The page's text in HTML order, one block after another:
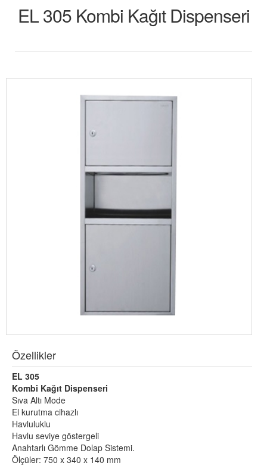
EL 305 Kombi Kağıt Dispenseri
Özellikler
EL 305
Kombi Kağıt Dispenseri
Sıva Altı Mode
El kurutma cihazlı
Havluluklu
Havlu seviye göstergeli
Anahtarlı Gömme Dolap Sistemi.
Ölçüler: 750 x 340 x 140 mm